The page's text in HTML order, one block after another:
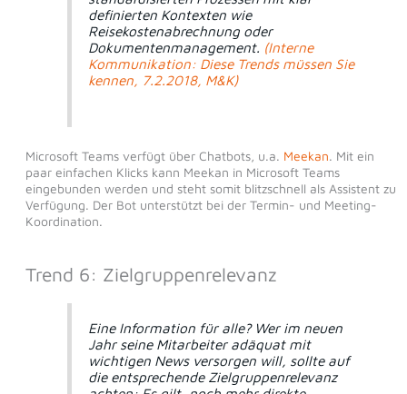
definierten Kontexten wie
Reisekostenabrechnung oder
Dokumentenmanagement. (Interne
Kommunikation: Diese Trends müssen Sie
kennen, 7.2.2018, M&K)
Microsoft Teams verfügt über Chatbots, u.a. Meekan. Mit ein
paar einfachen Klicks kann Meekan in Microsoft Teams
eingebunden werden und steht somit blitzschnell als Assistent zu
Verfügung. Der Bot unterstützt bei der Termin- und Meeting-
Koordination.
Trend 6: Zielgruppenrelevanz
Eine Information für alle? Wer im neuen
Jahr seine Mitarbeiter adäquat mit
wichtigen News versorgen will, sollte auf
die entsprechende Zielgruppenrelevanz